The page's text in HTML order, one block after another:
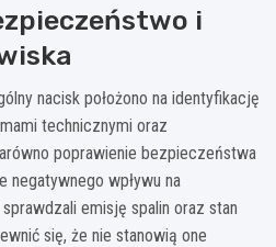
i
nacisk położono na identyfikację
technicznymi oraz
poprawienie bezpieczeństwa
negatywnego wpływu na
emisję spalin oraz stan
się, że nie stanowią one